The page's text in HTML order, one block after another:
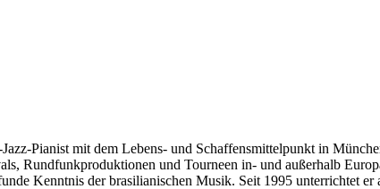
Pianist mit dem Lebens- und Schaffensmittelpunkt in
Rundfunkproduktionen und Tourneen in- und außerhalb
Kenntnis der brasilianischen Musik. Seit 1995 unterrichtet